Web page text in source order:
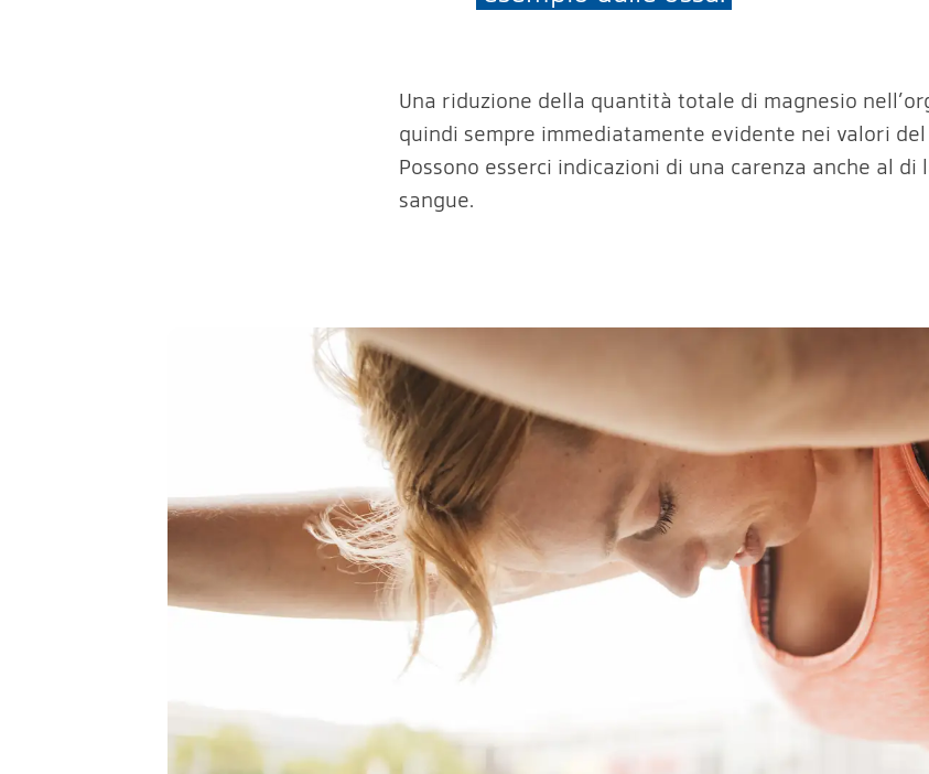
Una riduzione della quantità totale di magnesio
quindi sempre immediatamente evidente nei valori del
Possono esserci indicazioni di una carenza anche al di
sangue.